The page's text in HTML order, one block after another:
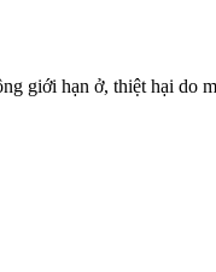
giới hạn ở, thiệt hại do